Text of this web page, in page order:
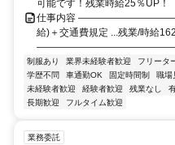
可能です！残業時給25％UP！
仕事内容
給)＋交通費規定 ...残業/時給
―――――――――――――――――
制服あり 業界未経験者歓迎 フリータ
学歴不問
車通勤OK 固定時間制 職場
未経験者歓迎
経験者歓迎 残業なし
長期歓迎
フルタイム歓迎
業務委託